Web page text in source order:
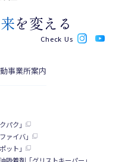
を変える
Check Us
動事業所案内
パク 」
ァイバ」
ポッ ト 」
吸着剤「グリ ス トキーパー 」